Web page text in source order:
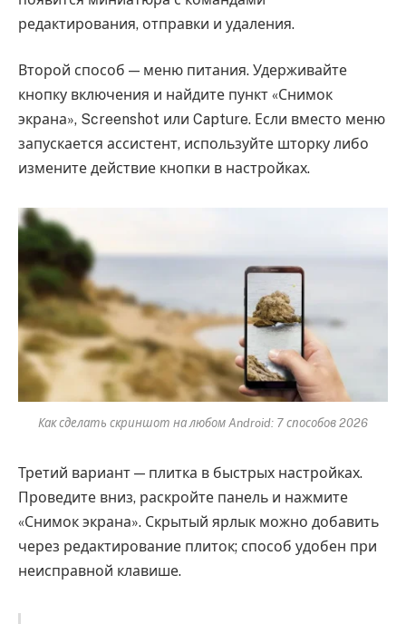
редактирования, отправки и удаления.
Второй способ — меню питания. Удерживайте
кнопку включения и найдите пункт «Снимок
экрана», Screenshot или Capture. Если вместо меню
запускается ассистент, используйте шторку либо
измените действие кнопки в настройках.
Как сделать скриншот на любом Android: 7 способов 2026
Третий вариант — плитка в быстрых настройках.
Проведите вниз, раскройте панель и нажмите
«Снимок экрана». Скрытый ярлык можно добавить
через редактирование плиток; способ удобен при
неисправной клавише.